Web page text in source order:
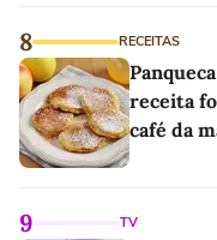
8 RECEITAS
receita
café da
9 TV